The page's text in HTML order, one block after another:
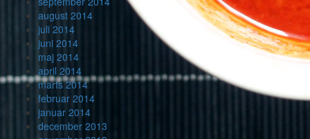
august 2014
juli 2014
juni 2014
maj 2014
april 2014
marts 2014
februar 2014
januar 2014
december 2013